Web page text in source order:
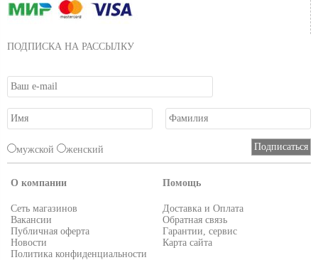
ПОДПИСКА НА РАССЫЛКУ
мужской женский
О компании
Сеть магазинов
Вакансии
Публичная оферта
Новости
Политика конфиденциальности
Помощь
Доставка и Оплата
Обратная связь
Гарантии, сервис
Карта сайта